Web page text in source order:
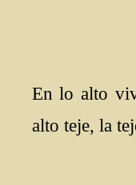
En lo alto
alto teje, la